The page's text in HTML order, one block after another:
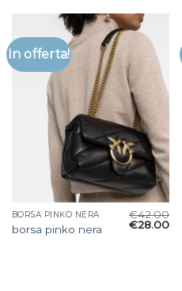
In offerta!
BORSA PINKO NERA
borsa pinko nera
€42.00
€28.00